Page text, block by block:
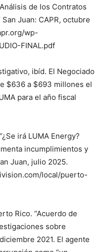
de los Contratos
Juan: CAPR, octubre
wp-
FINAL.pdf
ibíd. El Negociado
$636 a $693 millones el
para el año fiscal
irá LUMA Energy?
incumplimientos y
Juan, julio 2025.
local/puerto-
Rico. “Acuerdo de
sobre
2021. El agente